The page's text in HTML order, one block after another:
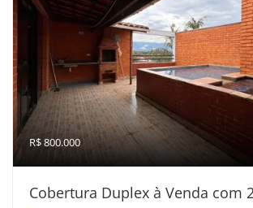
R$ 800.000
Cobertura Duplex à Venda com